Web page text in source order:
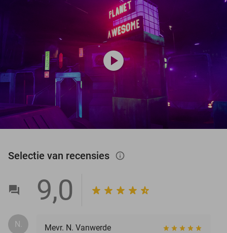
play_circle
Selectie van recensies info_outlined
9,0
N.
Mevr. N. Vanwerde